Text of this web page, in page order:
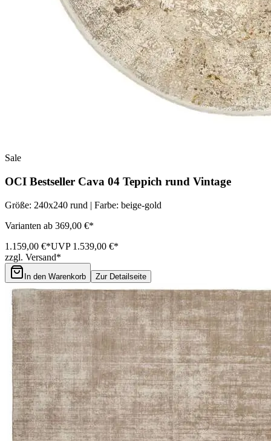
Sale
OCI Bestseller Cava 04 Teppich rund Vintage
Größe: 240x240 rund | Farbe: beige-gold
Varianten ab 369,00 €*
1.159,00 €*UVP 1.539,00 €*
zzgl. Versand*
In den Warenkorb Zur Detailseite